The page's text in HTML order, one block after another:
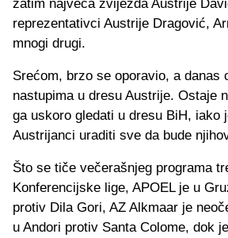
zatim najveća zvijezda Austrije
reprezentativci Austrije Dragović,
mnogi drugi.
Srećom, brzo se oporavio, a danas
nastupima u dresu Austrije. Ostaje
ga uskoro gledati u dresu BiH, iako
Austrijanci uraditi sve da bude
Što se tiče večerašnjeg programa
Konferencijske lige, APOEL je u
protiv Dila Gori, AZ Alkmaar je
u Andori protiv Santa Colome, dok